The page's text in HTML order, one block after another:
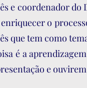
e coordenador do
o
que tem como
é a
e